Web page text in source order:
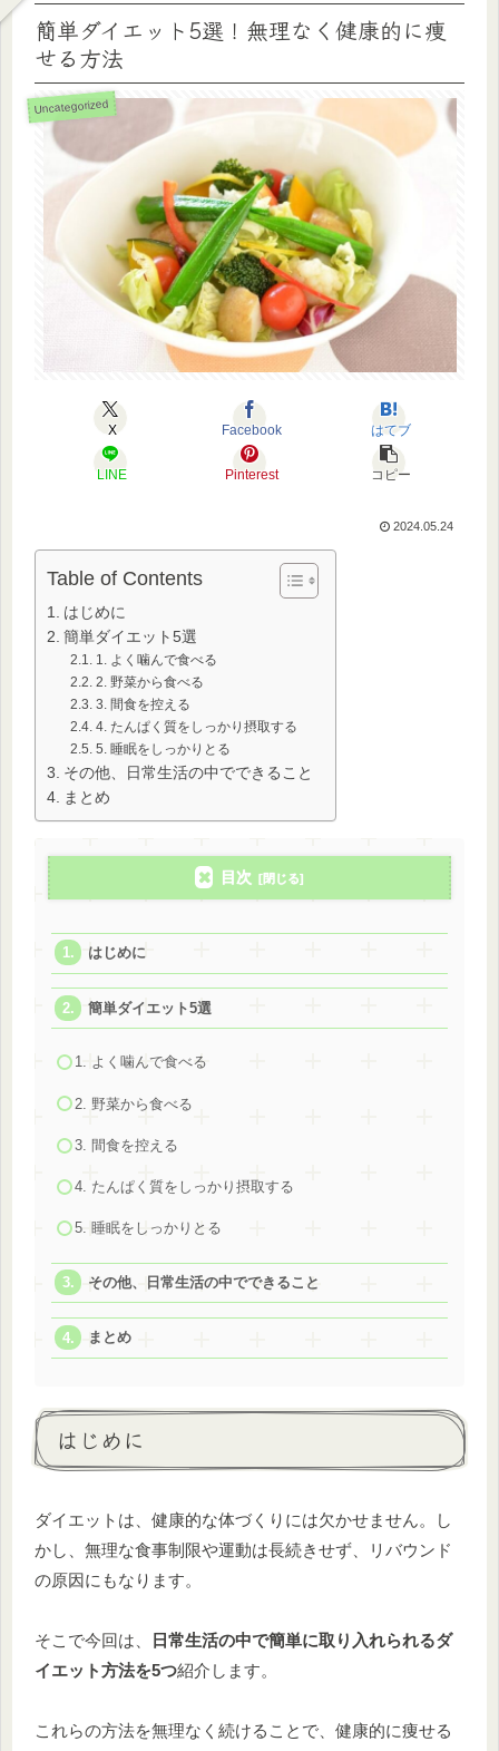
簡単ダイエット5選！無理なく健康的に痩
せる方法
Uncategorized
X Facebook はてブ
LINE Pinterest コピー
2024.05.24
Table of Contents
はじめに
簡単ダイエット5選
1. よく噛んで食べる
2. 野菜から食べる
3. 間食を控える
4. たんぱく質をしっかり摂取する
5. 睡眠をしっかりとる
その他、日常生活の中でできること
まとめ
目次
はじめに
簡単ダイエット5選
1. よく噛んで食べる
2. 野菜から食べる
3. 間食を控える
4. たんぱく質をしっかり摂取する
5. 睡眠をしっかりとる
その他、日常生活の中でできること
まとめ
はじめに
ダイエットは、健康的な体づくりには欠かせません。し
かし、無理な食事制限や運動は長続きせず、リバウンド
の原因にもなります。
そこで今回は、
日常生活の中で簡単に取り入れられるダ
イエット方法を5つ紹介します。
これらの方法を無理なく続けることで、健康的に痩せる